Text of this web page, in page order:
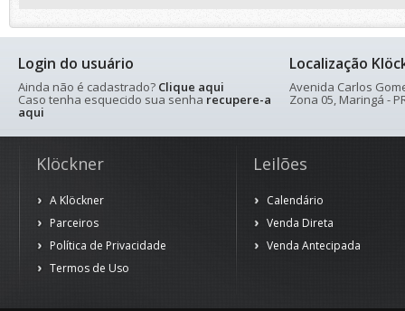
Login do usuário
Ainda não é cadastrado? Clique aqui
Caso tenha esquecido sua senha recupere-a
aqui
Localização
Avenida Carlos
Zona 05, Maringá -
Klöckner
A Klöckner
Parceiros
Política de Privacidade
Termos de Uso
Leilões
Calendário
Venda Direta
Venda Antecipada